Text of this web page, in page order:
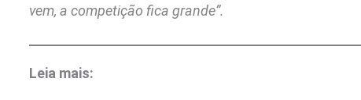
vem, a competição fica grande”.
Leia mais: